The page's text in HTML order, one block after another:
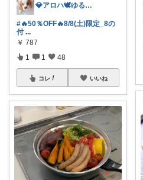
💎アロハ🕊️ゆる身体に優し🔥勝3倍
#🔥50％OFF🔥8/8(土)限定_8の
付 ...
￥ 787
1 1 48
コレ いいね